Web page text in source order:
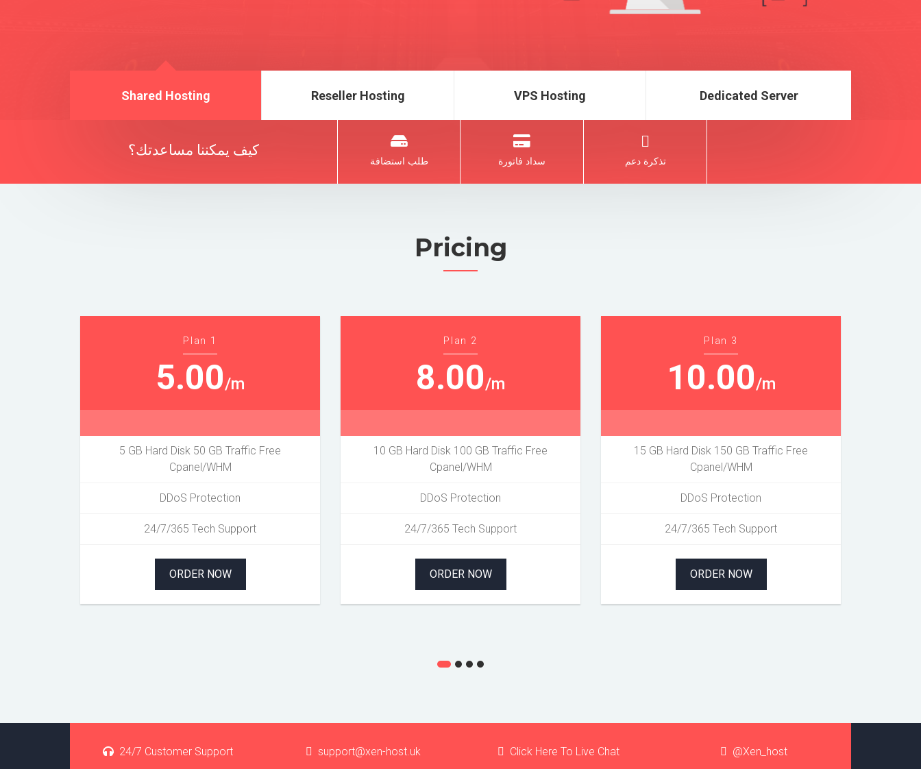
Shared Hosting Reseller Hosting VPS Hosting Dedicated Server
كيف يمكننا مساعدتك؟
طلب استضافة سداد فاتورة تذكرة دعم
Pricing
Plan 1
5.00/m
5 GB Hard Disk 50 GB Traffic Free
Cpanel/WHM
DDoS Protection
24/7/365 Tech Support
ORDER NOW
Plan 2
8.00/m
10 GB Hard Disk 100 GB Traffic Free
Cpanel/WHM
DDoS Protection
24/7/365 Tech Support
ORDER NOW
Plan 3
10.00/m
15 GB Hard Disk 150 GB Traffic Free
Cpanel/WHM
DDoS Protection
24/7/365 Tech Support
ORDER NOW
24/7 Customer Support support@xen-host.uk Click Here To Live Chat @Xen_host